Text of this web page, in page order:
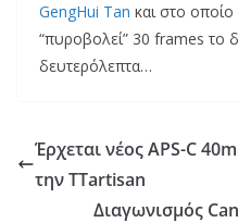
GengHui Tan και στο οποίο
“πυροβολεί” 30 frames το
δευτερόλεπτα…
Έρχεται νέος APS-C
την TTartisan
Διαγωνισμός